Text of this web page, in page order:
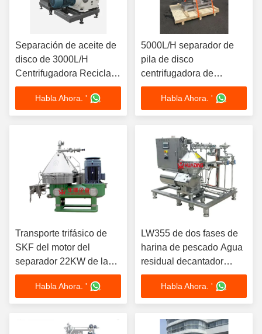
Separación de aceite de
disco de 3000L/H
Centrifugadora Reciclar
aceite hidráulico 5.5kW
Motor 220V Taller portátil
Diseño del carrito
Habla Ahora. '
5000L/H separador de
pila de disco
centrifugadora de
espirulina Microalgas de
cosecha con SS316L de
grado alimenticio 440V
Habla Ahora. '
Transporte trifásico de
SKF del motor del
separador 22KW de la
centrífuga de la jarra de
la extracción del aceite
de oliva LW450
Habla Ahora. '
LW355 de dos fases de
harina de pescado Agua
residual decantador
Centrifugadora
Separador Duplex de
acero inoxidable PLC
automático
Habla Ahora. '